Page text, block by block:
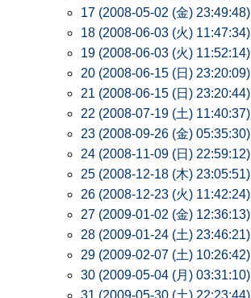
17 (2008-05-02 (金) 23:49:48)
18 (2008-06-03 (火) 11:47:34)
19 (2008-06-03 (火) 11:52:14)
20 (2008-06-15 (日) 23:20:09)
21 (2008-06-15 (日) 23:20:44)
22 (2008-07-19 (土) 11:40:37)
23 (2008-09-26 (金) 05:35:30)
24 (2008-11-09 (日) 22:59:12)
25 (2008-12-18 (木) 23:05:51)
26 (2008-12-23 (火) 11:42:24)
27 (2009-01-02 (金) 12:36:13)
28 (2009-01-24 (土) 23:46:21)
29 (2009-02-07 (土) 10:26:42)
30 (2009-05-04 (月) 03:31:10)
31 (2009-05-30 (土) 22:23:44)